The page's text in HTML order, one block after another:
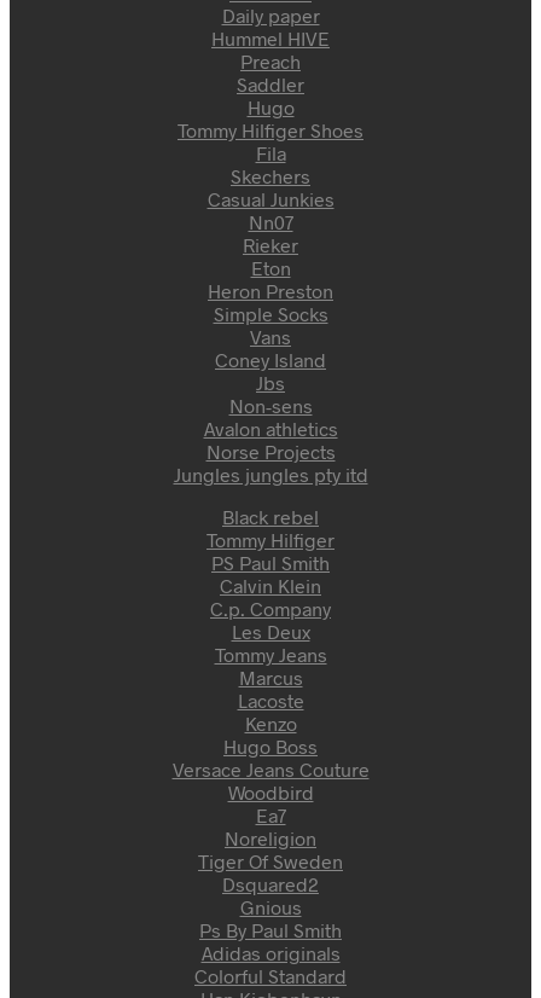
Daily paper
Hummel HIVE
Preach
Saddler
Hugo
Tommy Hilfiger Shoes
Fila
Skechers
Casual Junkies
Nn07
Rieker
Eton
Heron Preston
Simple Socks
Vans
Coney Island
Jbs
Non-sens
Avalon athletics
Norse Projects
Jungles jungles pty itd
Black rebel
Tommy Hilfiger
PS Paul Smith
Calvin Klein
C.p. Company
Les Deux
Tommy Jeans
Marcus
Lacoste
Kenzo
Hugo Boss
Versace Jeans Couture
Woodbird
Ea7
Noreligion
Tiger Of Sweden
Dsquared2
Gnious
Ps By Paul Smith
Adidas originals
Colorful Standard